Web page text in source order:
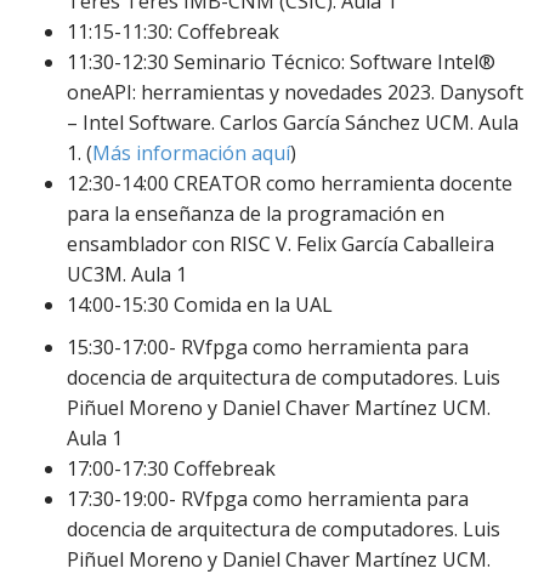
11:15-11:30: Coffebreak
11:30-12:30 Seminario Técnico: Software Intel®
oneAPI: herramientas y novedades 2023. Danysoft
– Intel Software. Carlos García Sánchez UCM. Aula
1. (Más información aquí)
12:30-14:00 CREATOR como herramienta docente
para la enseñanza de la programación en
ensamblador con RISC V. Felix García Caballeira
UC3M. Aula 1
14:00-15:30 Comida en la UAL
15:30-17:00- RVfpga como herramienta para
docencia de arquitectura de computadores. Luis
Piñuel Moreno y Daniel Chaver Martínez UCM.
Aula 1
17:00-17:30 Coffebreak
17:30-19:00- RVfpga como herramienta para
docencia de arquitectura de computadores. Luis
Piñuel Moreno y Daniel Chaver Martínez UCM.